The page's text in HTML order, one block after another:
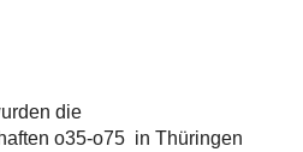
die
o35-o75 in Thüringen